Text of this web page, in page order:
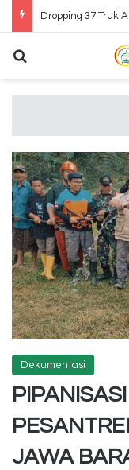
Dropping 37 Truk
Dekumentasi
JAWA